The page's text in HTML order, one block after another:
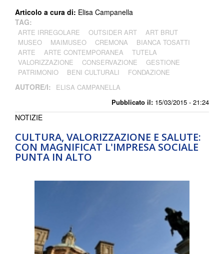
Pubblicato il: 15/03/2015 - 21:24
Articolo a cura di: Elisa Campanella
TAG:
ARTE IRREGOLARE OUTSIDER ART
ART BRUT
MUSEO
MAIMUSEO CREMONA
BIANCA TOSATTI
ARTE
ARTE CONTEMPORANEA
TUTELA
VALORIZZAZIONE
CONSERVAZIONE
GESTIONE
PATRIMONIO
BENI CULTURALI FONDAZIONE
AUTORE/I: ELISA CAMPANELLA
CULTURA, VALORIZZAZIONE E SALUTE:
CON MAGNIFICAT L'IMPRESA SOCIALE
PUNTA IN ALTO
NOTIZIE